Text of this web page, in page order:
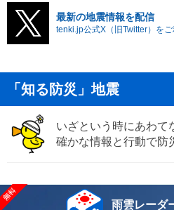
最新の地震情報を配信
tenki.jp公式X（旧Twitter）をご
「知る防災」地震
いざという時にあわて
確かな情報と行動で防
雨雲レーダ